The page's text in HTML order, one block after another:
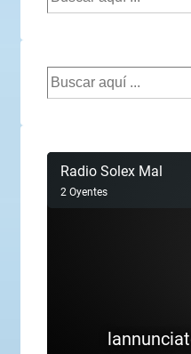
por:
Buscar
por: